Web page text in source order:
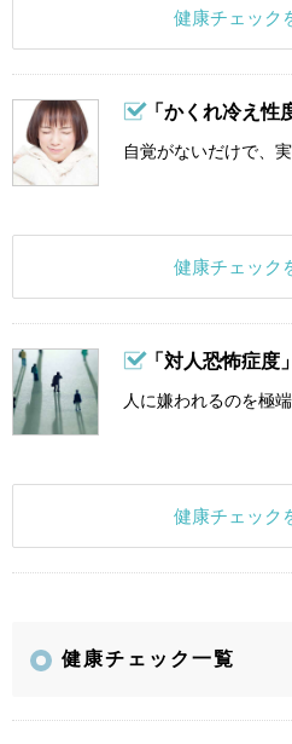
健康チェック
「かくれ冷え性
自覚がないだけで、
健康チェック
「対人恐怖症度
人に嫌われるのを極
健康チェック
健康チェック一覧